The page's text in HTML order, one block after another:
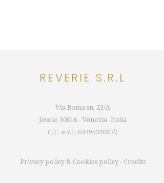
REVERIE S.R.L
Via Roma sn, 23/A
Jesolo 30016 - Venezia -Italia
C.F. e P.I. 04495390272
Privacy policy& Cookies policy- Credits